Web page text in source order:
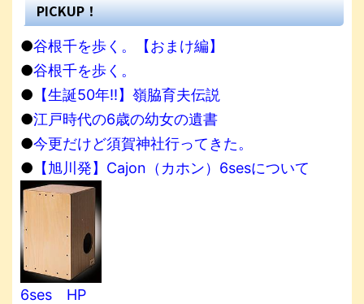
PICKUP！
●谷根千を歩く。【おまけ編】
●谷根千を歩く。
● 【生誕50年!!】嶺脇育夫伝説
●江戸時代の6歳の幼女の遺書
●今更だけど須賀神社行ってきた。
● 【旭川発】Cajon（カホン）6sesについて
6ses HP